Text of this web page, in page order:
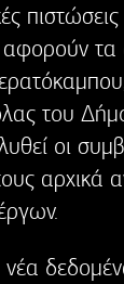
τα
του
οι
αρχικά